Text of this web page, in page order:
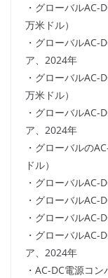
・グローバルAC-
万米ドル）
・グローバルAC-
ア、2024年
・グローバルAC-
万米ドル）
・グローバルAC-
ア、2024年
・グローバルの
ドル）
・グローバルAC-
・グローバルAC-
・グローバルAC-
・グローバルAC-
ア、2024年
・AC-DC電源コ